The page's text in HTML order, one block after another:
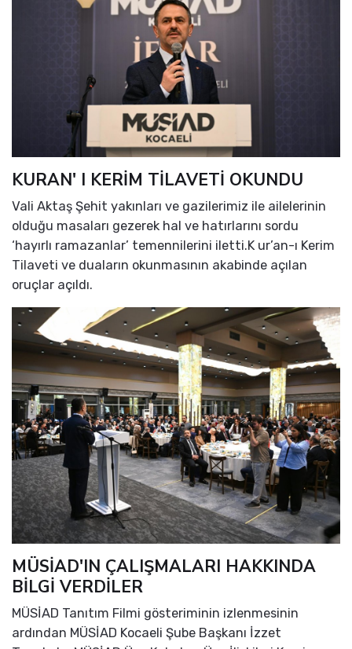
KURAN' I KERİM TİLAVETİ OKUNDU
Vali Aktaş Şehit yakınları ve gazilerimiz ile ailelerinin
olduğu masaları gezerek hal ve hatırlarını sordu
‘hayırlı ramazanlar’ temennilerini iletti.K ur’an-ı Kerim
Tilaveti ve duaların okunmasının akabinde açılan
oruçlar açıldı.
MÜSİAD'IN ÇALIŞMALARI HAKKINDA
BİLGİ VERDİLER
MÜSİAD Tanıtım Filmi gösteriminin izlenmesinin
ardından MÜSİAD Kocaeli Şube Başkanı İzzet